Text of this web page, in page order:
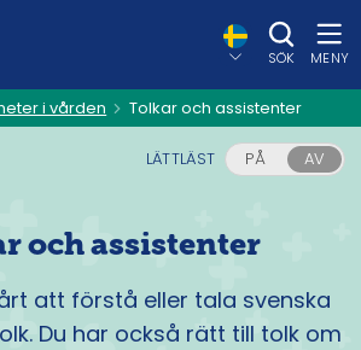
SÖK MENY
i vården Tolkar och assistenter
LÄTTLÄST PÅ AV
och assistenter
att förstå eller tala svenska
Du har också rätt till tolk om